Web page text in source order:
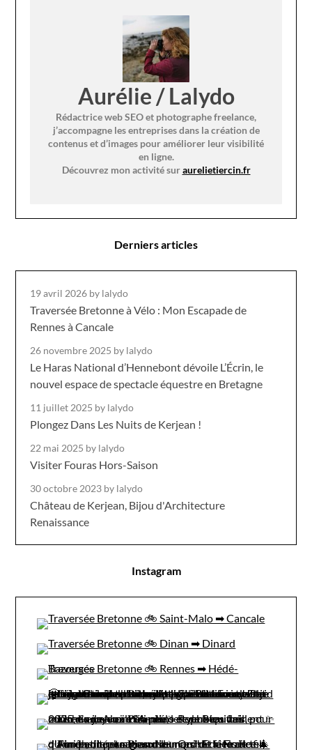
Aurélie / Lalydo
Rédactrice web SEO et photographe freelance,
j’accompagne les entreprises dans la création de
contenus et d’images pour améliorer leur visibilité
en ligne.
Découvrez mon activité suraurelietiercin.fr
Derniers articles
19 avril 2026 by lalydo
Traversée Bretonne à Vélo : Mon Escapade de
Rennes à Cancale
26 novembre 2025 by lalydo
Le Haras National d’Hennebont dévoile L’Écrin, le
nouvel espace de spectacle équestre en Bretagne
11 juillet 2025 by lalydo
Plongez Dans Les Nuits de Kerjean !
22 mai 2025 by lalydo
Visiter Fouras Hors-Saison
30 octobre 2023 by lalydo
Château de Kerjean, Bijou d'Architecture
Renaissance
Instagram